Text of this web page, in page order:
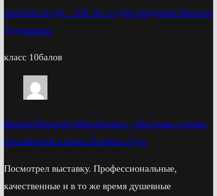
sosamba-novg1 - 100 лет со дня рождения Николая
Дружинина
класс 10балов
Иванов Василий Михайлович - Выставка стихов-
посвящений в парке Патриот-Тула
Посмотрел выставку. Профессиональные,
качественные и в то же время душевные